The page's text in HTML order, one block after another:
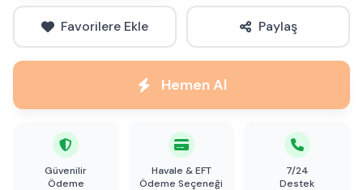
Favorilere Ekle Paylaş
Hemen Al
Güvenilir
Ödeme
Havale & EFT
Ödeme Seçeneği
7/24
Destek